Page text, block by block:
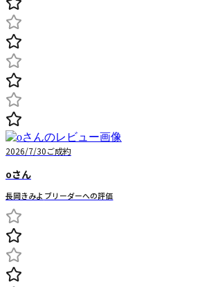
2026/7/30ご成約
oさん
長岡きみよ ブリーダーへの評価